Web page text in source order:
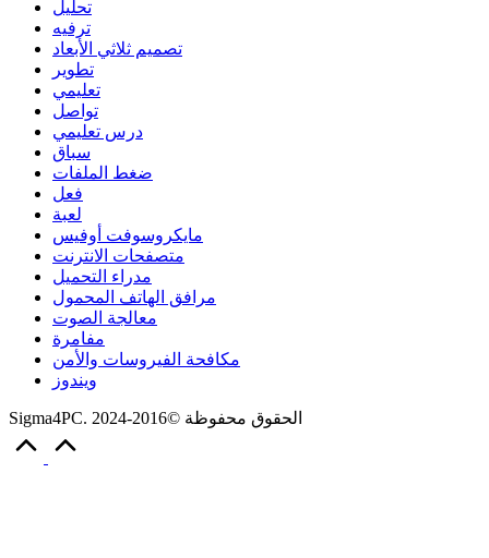
تحليل
ترفيه
تصميم ثلاثي الأبعاد
تطوير
تعليمي
تواصل
درس تعليمي
سباق
ضغط الملفات
فعل
لعبة
مايكروسوفت أوفيس
متصفحات الانترنت
مدراء التحميل
مرافق الهاتف المحمول
معالجة الصوت
مفامرة
مكافحة الفيروسات والأمن
ويندوز
Sigma4PC. الحقوق محفوظة ©2016-2024